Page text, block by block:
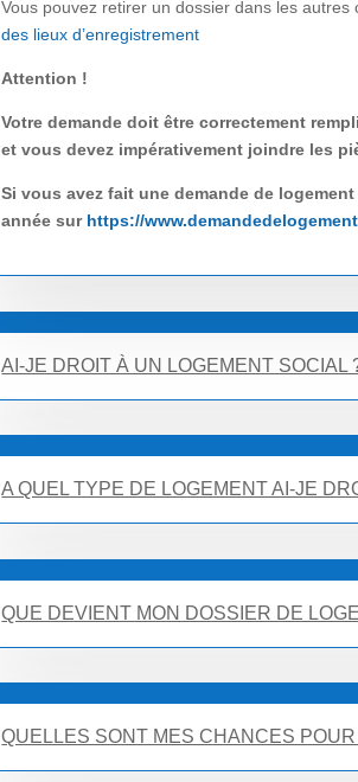
Vous pouvez retirer un dossier dans les
des lieux d’enregistrement
Attention !
Votre demande doit être correctement
et vous devez impérativement joindre les
Si vous avez fait une demande de
année sur https://
AI-JE DROIT À UN LOGEMENT SOCIAL
A QUEL TYPE DE LOGEMENT AI-JE
QUE DEVIENT MON DOSSIER DE
QUELLES SONT MES CHANCES